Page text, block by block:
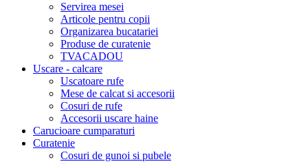
Servirea mesei
Articole pentru copii
Organizarea bucatariei
Produse de curatenie
TVACADOU
Uscare - calcare
Uscatoare rufe
Mese de calcat si accesorii
Cosuri de rufe
Accesorii uscare haine
Carucioare cumparaturi
Curatenie
Cosuri de gunoi si pubele